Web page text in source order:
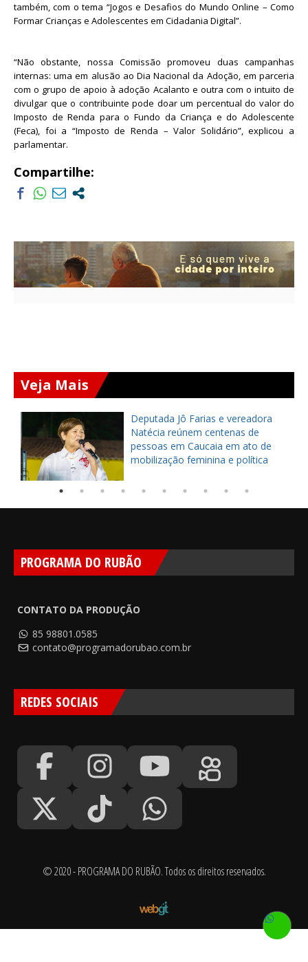
também, com o tema “Jogos e Desafios do Mundo Online – Como
Formar Crianças e Adolescentes em Cidadania Digital”.
“Não obstante, nossa Comissão promoveu duas campanhas
internas: uma em alusão ao Dia Nacional da Adoção, em parceria
com o grupo de apoio à adoção Acalanto e outra com o intuito de
divulgar que o contribuinte pode doar um percentual do valor do
Imposto de Renda para o Fundo da Criança e do Adolescente
(Feca), foi a “Imposto de Renda – Valor Solidário”, explicou a
parlamentar.
Compartilhe:
Veja Mais
Deputada Jô Farias e vereadora
Natécia reúnem centenas de
pessoas em Caucaia em ato de
mobilização feminina e política
PROGRAMA DO RUBÃO
CONTATO DA PRODUÇÃO
85 98801.0585
contato@programadorubao.com.br
REDES SOCIAIS
© 2020 - PROGRAMA DO RUBÃO. Todos os direitos reservados.